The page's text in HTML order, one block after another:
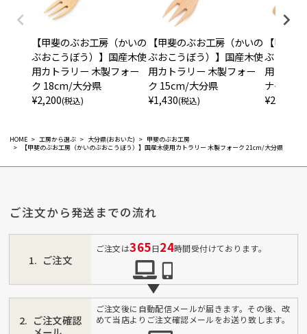
HOME 工房から選ぶ 大分県(おおいた)
甲斐のぶお工房
【甲斐のぶお工房（かいのぶおこうぼう）】国産木使用カトラリー 木製フォーク 21cm/大分県
【甲斐のぶお工房（かいの
ぶおこうぼう）】国産木使
用カトラリー 木製フォー
ク 18cm/大分県
¥2,200(税込)
【甲斐のぶお工房（かいの
ぶおこうぼう）】国産木使
用カトラリー 木製フォー
ク 15cm/大分県
¥1,430(税込)
【甲斐
ぶおこう
用カトラ
ナイフ/
¥2,200
ご注文から発送までの流れ
ご注文
ご注文は365日24時間受付けております。
ご注文確認
ご注文後に自動配信メールが届きます。その後、改
めて当店よりご注文確認メールをお送り致します。